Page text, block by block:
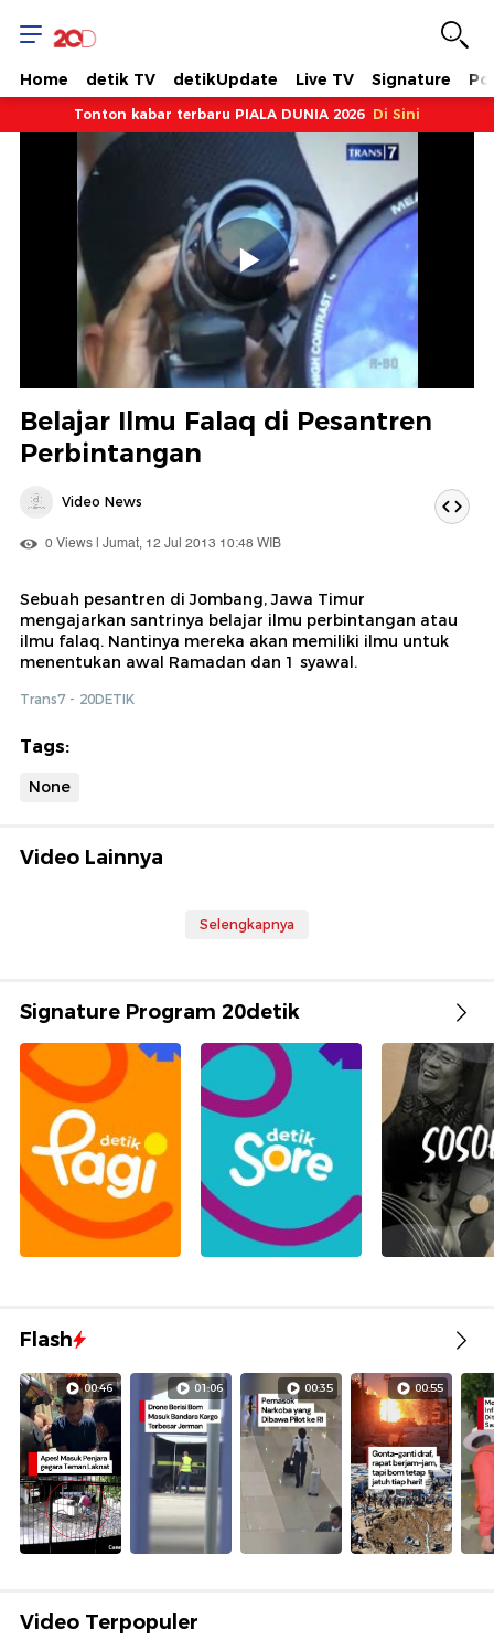
Home detik TV detikUpdate Live TV Signature
Tonton kabar terbaru PIALA DUNIA 2026 Di Sini
Memutarkan
Video
Belajar Ilmu Falaq di Pesantren
Perbintangan
Video News
0 Views | Jumat, 12 Jul 2013 10:48 WIB
Sebuah pesantren di Jombang, Jawa Timur
mengajarkan santrinya belajar ilmu perbintangan atau
ilmu falaq. Nantinya mereka akan memiliki ilmu untuk
menentukan awal Ramadan dan 1 syawal.
Trans7 - 20DETIK
Tags:
None
Video Lainnya
Selengkapnya
Signature Program 20detik
Flash
00:46 01:06 00:35 00:55
Video Terpopuler